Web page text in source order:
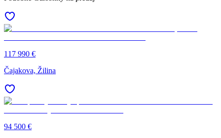
117 990 €
Čajakova, Žilina
94 500 €